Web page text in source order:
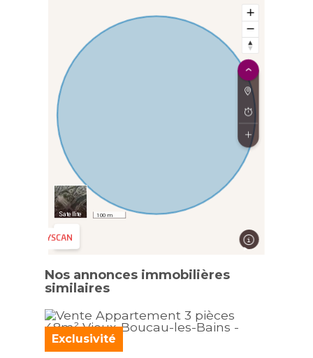
Nos annonces immobilières
similaires
Exclusivité